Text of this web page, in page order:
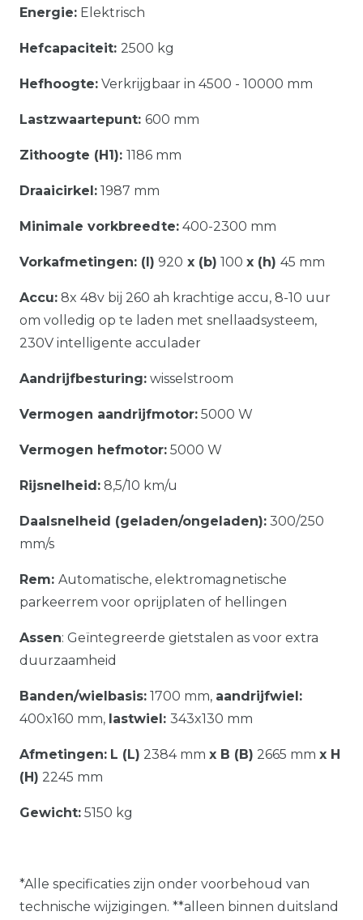
Energie: Elektrisch
Hefcapaciteit: 2500 kg
Hefhoogte: Verkrijgbaar in 4500 - 10000 mm
Lastzwaartepunt: 600 mm
Zithoogte (H1): 1186 mm
Draaicirkel: 1987 mm
Minimale vorkbreedte: 400-2300 mm
Vorkafmetingen: (l) 920 x (b) 100 x (h) 45 mm
Accu: 8x 48v bij 260 ah krachtige accu, 8-10 uur
om volledig op te laden met snellaadsysteem,
230V intelligente acculader
Aandrijfbesturing: wisselstroom
Vermogen aandrijfmotor: 5000 W
Vermogen hefmotor: 5000 W
Rijsnelheid: 8,5/10 km/u
Daalsnelheid (geladen/ongeladen): 300/250
mm/s
Rem: Automatische, elektromagnetische
parkeerrem voor oprijplaten of hellingen
Assen: Geïntegreerde gietstalen as voor extra
duurzaamheid
Banden/wielbasis: 1700 mm, aandrijfwiel:
400x160 mm, lastwiel: 343x130 mm
Afmetingen: L (L) 2384 mm x B (B) 2665 mm x H
(H) 2245 mm
Gewicht: 5150 kg
*Alle specificaties zijn onder voorbehoud van
technische wijzigingen. **alleen binnen duitsland